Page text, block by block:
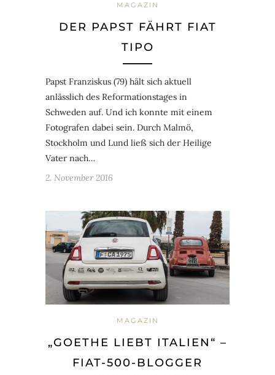
MAGAZIN
DER PAPST FÄHRT FIAT
TIPO
Papst Franziskus (79) hält sich aktuell
anlässlich des Reformationstages in
Schweden auf. Und ich konnte mit einem
Fotografen dabei sein. Durch Malmö,
Stockholm und Lund ließ sich der Heilige
Vater nach…
2. November 2016
MAGAZIN
„GOETHE LIEBT ITALIEN“ –
FIAT-500-BLOGGER